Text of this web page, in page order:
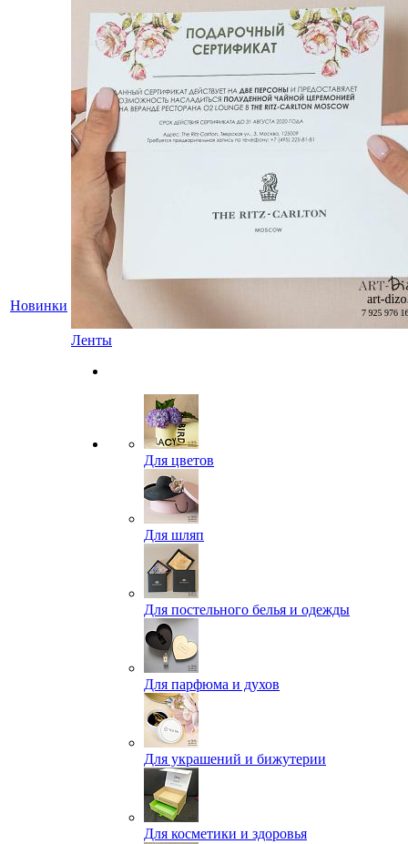
Новинки
Ленты
Для цветов
Для шляп
Для постельного белья и одежды
Для парфюма и духов
Для украшений и бижутерии
Для косметики и здоровья